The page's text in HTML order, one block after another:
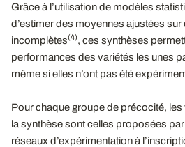
Grâce à l’utilisation de modèles
d’estimer des moyennes ajustées
incomplètes(4), ces synthèses
performances des variétés les unes
même si elles n’ont pas été
Pour chaque groupe de précocité,
la synthèse sont celles proposées
réseaux d’expérimentation à